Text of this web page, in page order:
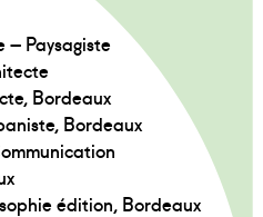
– Paysagiste
Bordeaux
Bordeaux
édition, Bordeaux